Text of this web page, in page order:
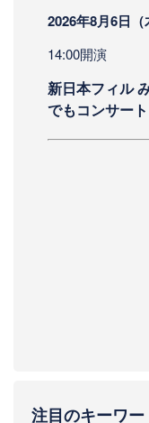
注目のキーワー